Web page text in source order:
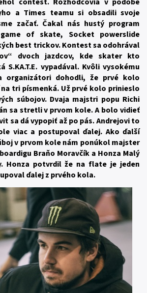
a Times teamu si obsadili svoje
začať. Čakal nás hustý program
of skate, Socket powerslide
best trickov. Kontest sa odohrával
dvoch jazdcov, kde skater kto
S.KA.T.E. vypadával. Kvôli vysokému
organizátori dohodli, že prvé kolo
tri písmenká. Už prvé kolo prinieslo
súbojov. Dvaja majstri popu Richi
sa stretli v prvom kole. A bolo vidieť
sa dá vypopiť až po pás. Andrejovi to
viac a postupoval ďalej. Ako ďalší
v prvom kole nám ponúkol majster
Braňo Moravčík a Honza Malý
Honza potvrdil že na flate je jeden
ďalej z prvého kola.